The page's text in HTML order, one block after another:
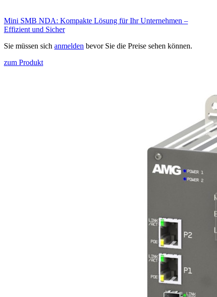
Mini SMB NDA: Kompakte Lösung für Ihr Unternehmen –
Effizient und Sicher
Sie müssen sich anmelden bevor Sie die Preise sehen können.
zum Produkt